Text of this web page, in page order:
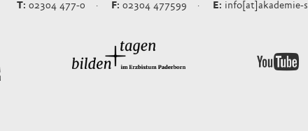
02304 477-0 02304 477599 info[at]akademie-